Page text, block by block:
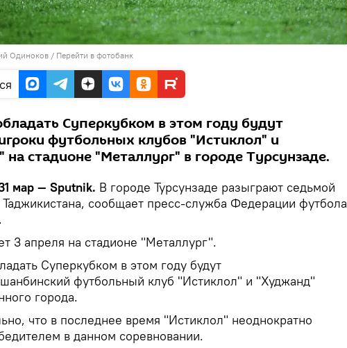
Одиноков / Перейти в фотобанк
Суперкубком в этом году будут
футбольных клубов "Истиклол" и
стадионе "Металлург" в городе Турсунзаде.
мар — Sputnik. В городе Турсунзаде разыграют седьмой
сообщает пресс-служба Федерации футбола
3 апреля на стадионе "Металлург".
Суперкубком в этом году будут
футбольный клуб "Истиклол" и "Худжанд"
города.
что в последнее время "Истиклол" неоднократно
в данном соревновании.